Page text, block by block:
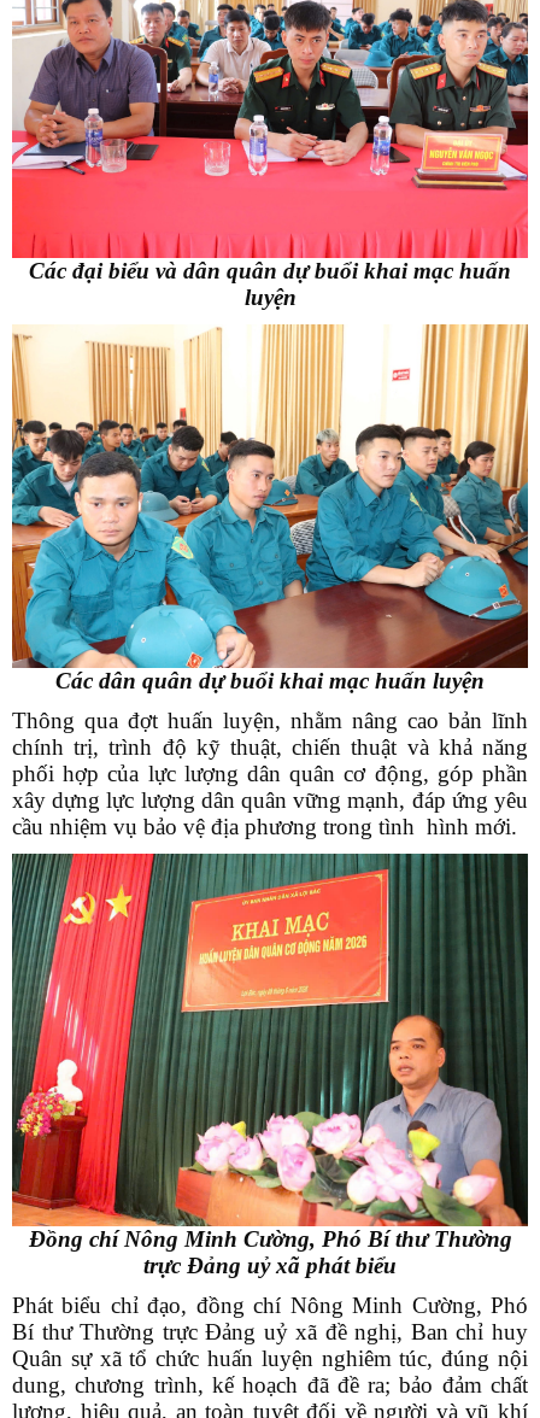
Các đại biểu và dân quân dự buổi khai mạc huấn
luyện
Các dân quân dự buổi khai mạc huấn luyện
Thông qua đợt huấn luyện, nhằm nâng cao bản lĩnh
chính trị, trình độ kỹ thuật, chiến thuật và khả năng
phối hợp của lực lượng dân quân cơ động, góp phần
xây dựng lực lượng dân quân vững mạnh, đáp ứng yêu
cầu nhiệm vụ bảo vệ địa phương trong tình hình mới.
Đồng chí Nông Minh Cường, Phó Bí thư Thường
trực Đảng uỷ xã phát biểu
Phát biểu chỉ đạo, đồng chí Nông Minh Cường, Phó
Bí thư Thường trực Đảng uỷ xã đề nghị, Ban chỉ huy
Quân sự xã tổ chức huấn luyện nghiêm túc, đúng nội
dung, chương trình, kế hoạch đã đề ra; bảo đảm chất
lượng, hiệu quả, an toàn tuyệt đối về người và vũ khí